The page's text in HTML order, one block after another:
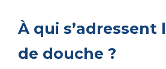
À qui s’adressent
de douche ?